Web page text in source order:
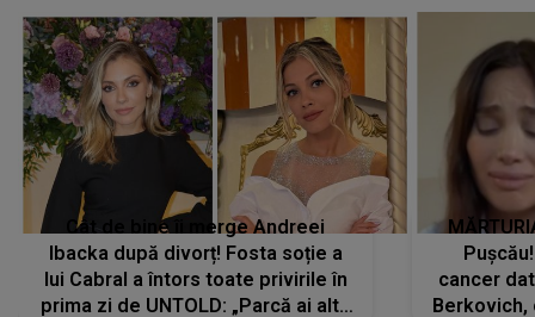
Cât de bine îi merge Andreei
Ibacka după divorț! Fosta soție a
lui Cabral a întors toate privirile în
prima zi de UNTOLD: „Parcă ai altă
cancer
Berkovich,